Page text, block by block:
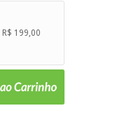
R$ 199,00